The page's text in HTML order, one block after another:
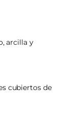
arcilla y
cubiertos de